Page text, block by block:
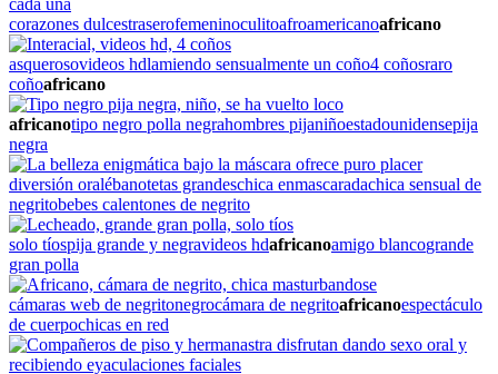
corazones dulcestraserofemeninoculitoafroamericanoafricano
asquerosovideos hdlamiendo sensualmente un coño4 coñosraro
coñoafricano
africanotipo negro polla negrahombres pijaniñoestadounidensepija
negra
diversión oralébanotetas grandeschica enmascaradachica sensual de
negritobebes calentones de negrito
solo tíospija grande y negravideos hdafricanoamigo blancogrande
gran polla
cámaras web de negritonegrocámara de negritoafricanoespectáculo
de cuerpochicas en red